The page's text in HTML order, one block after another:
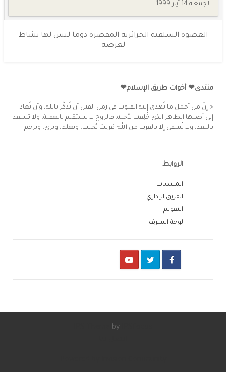
الجمعـة 14 أيار 1999
العضوة السلفية الجزائرية المقصرة دوما ليس لها نشاط
لعرضه
منتدى❤ أخوات طريق الإسلام❤
< إنّ من أجمل ما تُهدى إليه القلوب في زمن الفتن أن تُذكَّر بالله، وأن تُعادَ
إلى أصلها الطاهر الذي خُلِقت لأجله. فالروح لا تستقيم بالغفلة، ولا تسعد
بالبعد، ولا تُشفى إلا بالقرب من الله؛ قريبٌ يُجيب، ويعلم، ويرى، ويرحم
الروابط
المنتديات
الفريق الإداري
التقويم
لوحة الشرف
Facebook
Twitter
by